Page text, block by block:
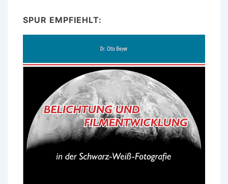
SPUR EMPFIEHLT: